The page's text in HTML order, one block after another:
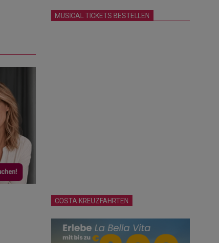
MUSICAL TICKETS BESTELLEN
COSTA KREUZFAHRTEN